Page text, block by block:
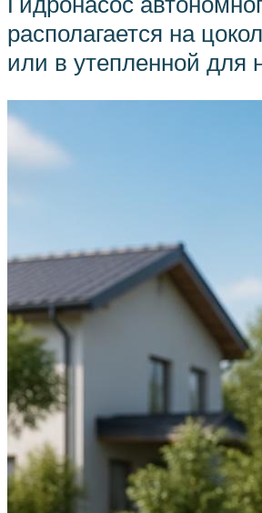
располагается на
или в утепленной для